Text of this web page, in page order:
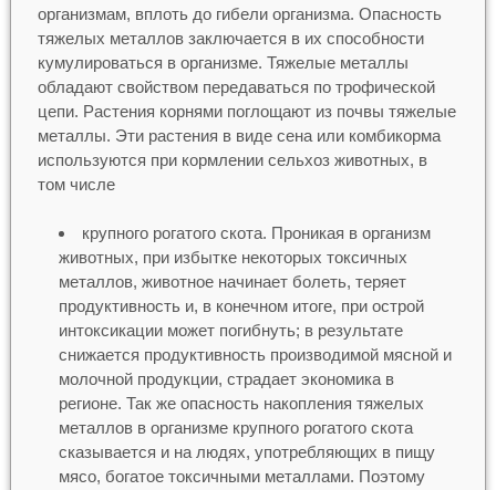
организмам, вплоть до гибели организма. Опасность
тяжелых металлов заключается в их способности
кумулироваться в организме. Тяжелые металлы
обладают свойством передаваться по трофической
цепи. Растения корнями поглощают из почвы тяжелые
металлы. Эти растения в виде сена или комбикорма
используются при кормлении сельхоз животных, в
том числе
крупного рогатого скота. Проникая в организм
животных, при избытке некоторых токсичных
металлов, животное начинает болеть, теряет
продуктивность и, в конечном итоге, при острой
интоксикации может погибнуть; в результате
снижается продуктивность производимой мясной и
молочной продукции, страдает экономика в
регионе. Так же опасность накопления тяжелых
металлов в организме крупного рогатого скота
сказывается и на людях, употребляющих в пищу
мясо, богатое токсичными металлами. Поэтому